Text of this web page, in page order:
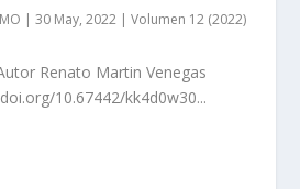
|30 May, 2022 |Volumen 12 (2022)
Renato Martin Venegas
10.67442/kk4d0w30...